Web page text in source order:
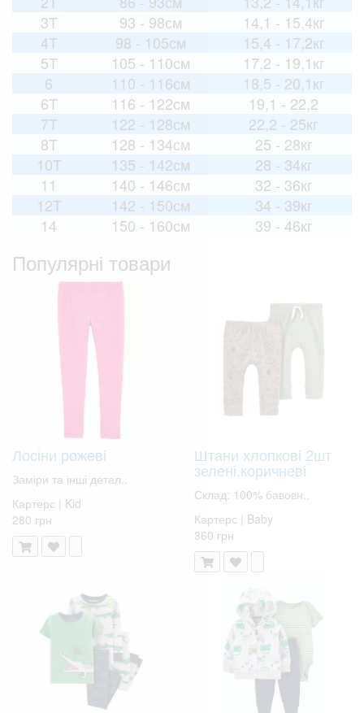
3T
93 - 98см
14,1 - 15,4кг
4T
98 - 105см
15,4 - 17,2кг
5T
105 - 110см
17,2 - 19,1кг
6
110 - 116см
18,5 - 20,1кг
6T
116 - 122см
19,1 - 22,2
7T
122 - 128см
22,2 - 25кг
8T
128 - 134см
25 - 28кг
10T
135 - 142см
28 - 34кг
11
140 - 146см
32 - 36кг
12T
142 - 150см
34 - 39кг
14
150 - 160см 39 - 46кг
Популярні товари
Лосіни рожеві
Заміри та інші детал..
Картерс | Kid
280 грн
Штани хлопкові 2шт
зелені,коричневі
Склад: 100% бавовн..
Картерс | Baby
360 грн